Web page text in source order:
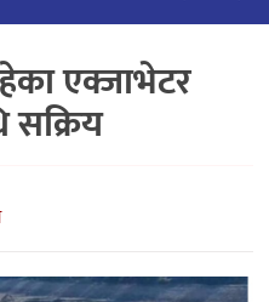
एक्जाभेटर
सक्रिय